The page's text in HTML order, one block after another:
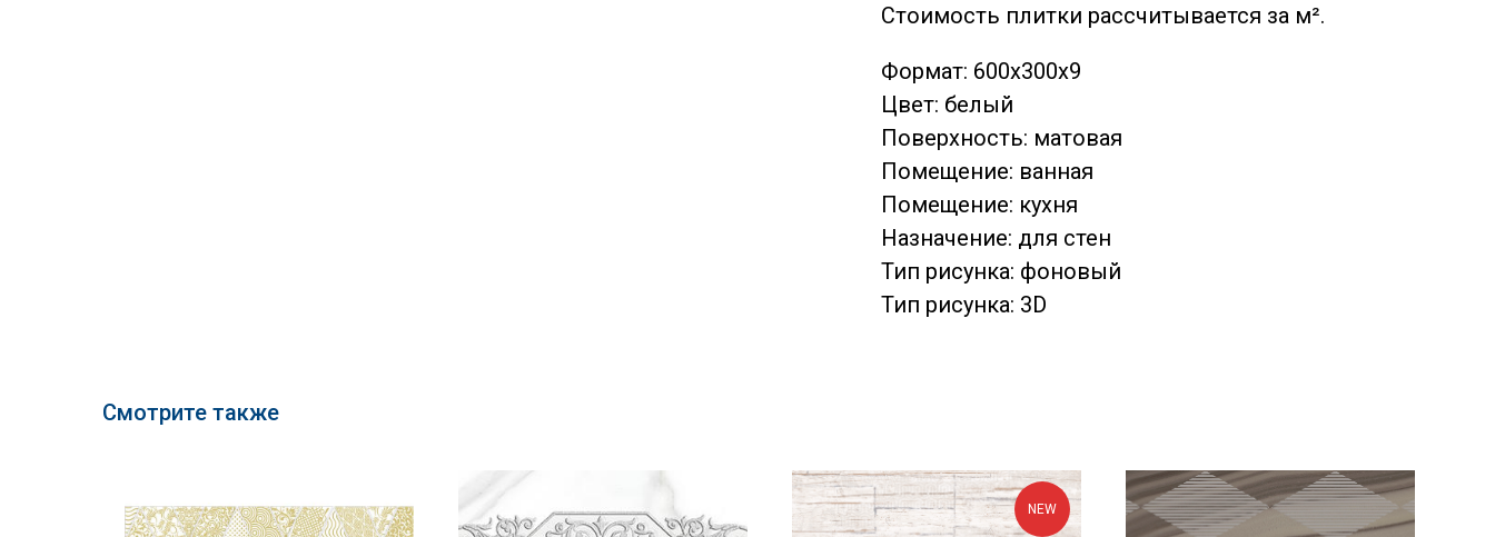
Стоимость плитки рассчитывается за м².
Формат: 600х300х9
Цвет: белый
Поверхность: матовая
Помещение: ванная
Помещение: кухня
Назначение: для стен
Тип рисунка: фоновый
Тип рисунка: 3D
Смотрите также
NEW